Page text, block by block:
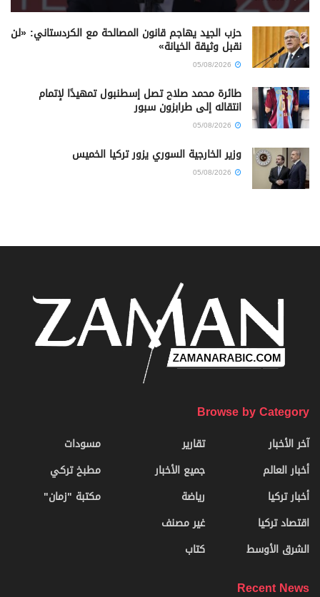
حزب الجيد يهاجم قانون المصالحة مع الكردستاني: «لن
نقبل وثيقة الخيانة»
طائرة محمد صلاح تصل إسطنبول تمهيدًا لإتمام
انتقاله إلى طرابزون سبور
وزير الخارجية السوري يزور تركيا الخميس
Browse by Category
آخر الأخبار
أخبار العالم
أخبار تركيا
اقتصاد تركيا
الشرق الأوسط
تقارير
جميع الأخبار
رياضة
غير مصنف
كتاب
مسودات
مطبخ تركي
مكتبة "زمان"
Recent News